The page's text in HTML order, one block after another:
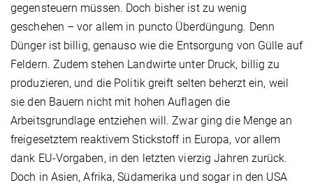
gegensteuern müssen. Doch bisher ist zu wenig
geschehen – vor allem in puncto Überdüngung. Denn
Dünger ist billig, genauso wie die Entsorgung von Gülle auf
Feldern. Zudem stehen Landwirte unter Druck, billig zu
produzieren, und die Politik greift selten beherzt ein, weil
sie den Bauern nicht mit hohen Auflagen die
Arbeitsgrundlage entziehen will. Zwar ging die Menge an
freigesetztem reaktivem Stickstoff in Europa, vor allem
dank EU-Vorgaben, in den letzten vierzig Jahren zurück.
Doch in Asien, Afrika, Südamerika und sogar in den USA